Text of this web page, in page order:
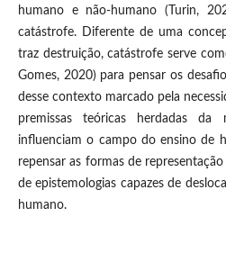
humano e não-humano (Turin,
catástrofe. Diferente de uma
traz destruição, catástrofe serve
Gomes, 2020) para pensar os
desse contexto marcado pela
premissas teóricas herdadas da
influenciam o campo do ensino de
repensar as formas de
de epistemologias capazes de
humano.